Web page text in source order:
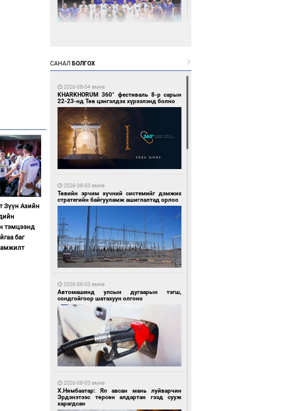
Зүүн Азийн
тэмцээнд
баг
16 цагийн өмнө өмнө
16 цагийн өмнө өмнө
16 цагийн өмнө өмнө
САНАЛ БОЛГОХ
2026-08-04 өмнө
KHARKHORUM 360° фестиваль 8-р сарын
22-23-нд Төв цэнгэлдэх хүрээлэнд болно
2026-08-03 өмнө
Төвийн эрчим хүчний системийг дэмжих
стратегийн байгууламж ашиглалтад орлоо
2026-08-03 өмнө
Автомашинд улсын дугаарын тэгш,
сондгойгоор шатахуун олгоно
2026-08-03 өмнө
Х.Нямбаатар: Ял авсан мань луйварчин
Эрдэнэтээс төрсөн алдартан гээд сууж
харагдсан